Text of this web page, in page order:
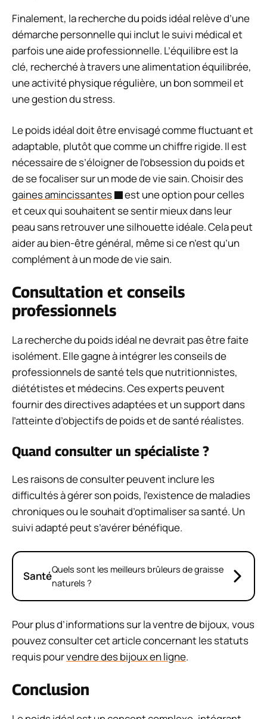
Finalement, la recherche du poids idéal relève d’une
démarche personnelle qui inclut le suivi médical et
parfois une aide professionnelle. L’équilibre est la
clé, recherché à travers une alimentation équilibrée,
une activité physique régulière, un bon sommeil et
une gestion du stress.
Le poids idéal doit être envisagé comme fluctuant et
adaptable, plutôt que comme un chiffre rigide. Il est
nécessaire de s’éloigner de l’obsession du poids et
de se focaliser sur un mode de vie sain. Choisir des
gaines amincissantes
est une option pour celles
et ceux qui souhaitent se sentir mieux dans leur
peau sans retrouver une silhouette idéale. Cela peut
aider au bien-être général, même si ce n’est qu’un
complément à un mode de vie sain.
Consultation et conseils
professionnels
La recherche du poids idéal ne devrait pas être faite
isolément. Elle gagne à intégrer les conseils de
professionnels de santé tels que nutritionnistes,
diététistes et médecins. Ces experts peuvent
fournir des directives adaptées et un support dans
l’atteinte d’objectifs de poids et de santé réalistes.
Quand consulter un spécialiste ?
Les raisons de consulter peuvent inclure les
difficultés à gérer son poids, l’existence de maladies
chroniques ou le souhait d’optimaliser sa santé. Un
suivi adapté peut s’avérer bénéfique.
SantéQuels sont les meilleurs brûleurs de graisse
naturels ?
Pour plus d’informations sur la ventre de bijoux, vous
pouvez consulter cet article concernant les statuts
requis pourvendre des bijoux en ligne.
Conclusion